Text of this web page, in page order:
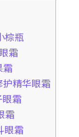
棕瓶
霜
霜
精华眼霜
霜
霜
眼霜